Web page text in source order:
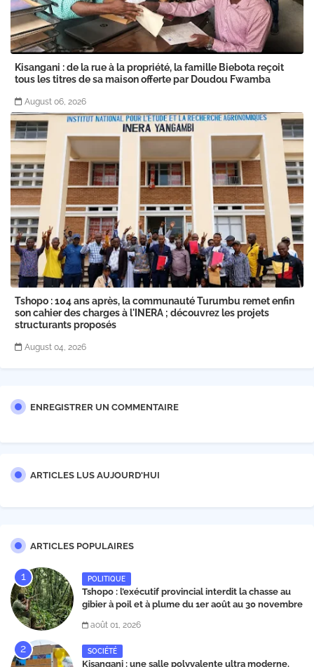
Kisangani : de la rue à la propriété, la famille Biebota reçoit
tous les titres de sa maison offerte par Doudou Fwamba
August 06, 2026
Tshopo : 104 ans après, la communauté Turumbu remet enfin
son cahier des charges à l'INERA ; découvrez les projets
structurants proposés
August 04, 2026
ENREGISTRER UN COMMENTAIRE
ARTICLES LUS AUJOURD'HUI
ARTICLES POPULAIRES
POLITIQUE
Tshopo : l’exécutif provincial interdit la chasse au
gibier à poil et à plume du 1er août au 30 novembre
août 01, 2026
SOCIÉTÉ
Kisangani : une salle polyvalente ultra moderne,